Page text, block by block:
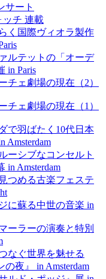
サート
ッチ 連載
く国際ヴィオラ製作
ルテットの「オーデ
in Paris
チェ劇場の現在（2）
チェ劇場の現在（1）
で羽ばたく10代日本
Amsterdam
ーシブなコンセルト
in Amsterdam
つめる古楽フェステ
に蘇る中世の音楽 in
ーラーの演奏と特別
なぐ世界を魅せる
の夜』 in Amsterdam